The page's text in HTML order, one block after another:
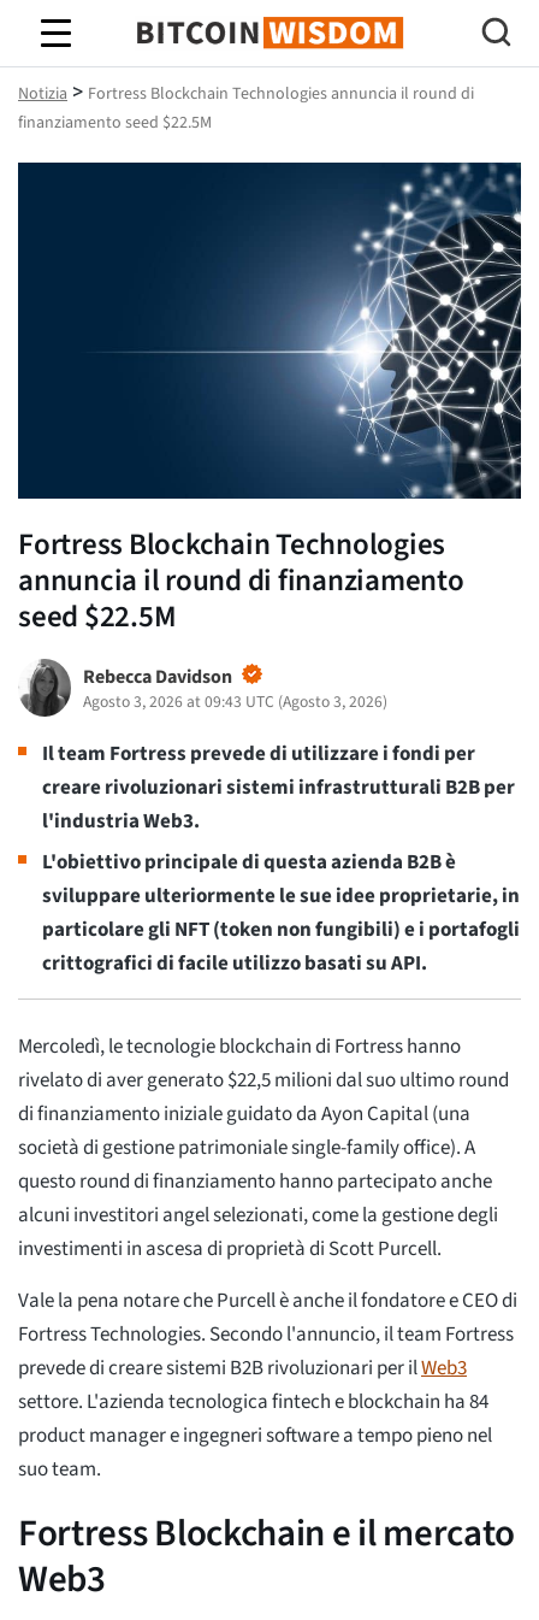
Saggezza Bitcoin
Notizia > Fortress Blockchain Technologies annuncia il round di
finanziamento seed $22.5M
Fortress Blockchain Technologies
annuncia il round di finanziamento
seed $22.5M
Rebecca Davidson
Agosto 3, 2026 at 09:43 UTC (Agosto 3, 2026)
Il team Fortress prevede di utilizzare i fondi per
creare rivoluzionari sistemi infrastrutturali B2B per
l'industria Web3.
L'obiettivo principale di questa azienda B2B è
sviluppare ulteriormente le sue idee proprietarie, in
particolare gli NFT (token non fungibili) e i portafogli
crittografici di facile utilizzo basati su API.
Mercoledì, le tecnologie blockchain di Fortress hanno
rivelato di aver generato $22,5 milioni dal suo ultimo round
di finanziamento iniziale guidato da Ayon Capital (una
società di gestione patrimoniale single-family office). A
questo round di finanziamento hanno partecipato anche
alcuni investitori angel selezionati, come la gestione degli
investimenti in ascesa di proprietà di Scott Purcell.
Vale la pena notare che Purcell è anche il fondatore e CEO di
Fortress Technologies. Secondo l'annuncio, il team Fortress
prevede di creare sistemi B2B rivoluzionari per ilWeb3
settore. L'azienda tecnologica fintech e blockchain ha 84
product manager e ingegneri software a tempo pieno nel
suo team.
Fortress Blockchain e il mercato
Web3